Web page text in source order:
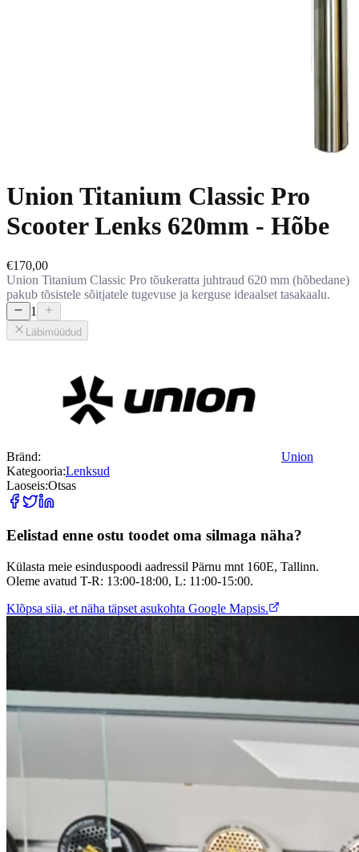
Union Titanium Classic Pro
Scooter Lenks 620mm - Hõbe
€170,00
Union Titanium Classic Pro tõukeratta juhtraud 620 mm (hõbedane)
pakub tõsistele sõitjatele tugevuse ja kerguse ideaalset tasakaalu.
1
Läbimüüdud
Bränd:
Union
Kategooria:Lenksud
Laoseis:Otsas
Eelistad enne ostu toodet oma silmaga näha?
Külasta meie esinduspoodi aadressil Pärnu mnt 160E, Tallinn.
Oleme avatud T-R: 13:00-18:00, L: 11:00-15:00.
Klõpsa siia, et näha täpset asukohta Google Mapsis.